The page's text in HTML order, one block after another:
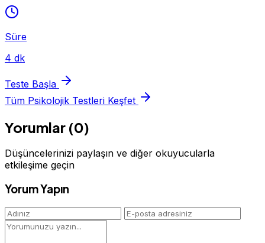
Süre
4 dk
Teste Başla
Tüm Psikolojik Testleri Keşfet
Yorumlar (0)
Düşüncelerinizi paylaşın ve diğer okuyucularla
etkileşime geçin
Yorum Yapın